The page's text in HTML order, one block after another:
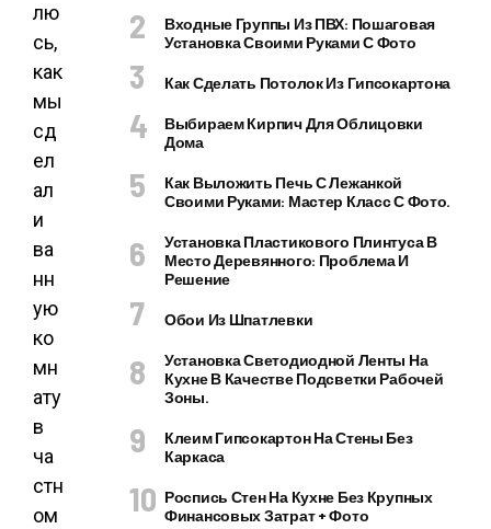
лю
сь,
как
мы
сд
ел
ал
и
ва
нн
ую
ко
мн
ату
в
ча
стн
ом
Входные Группы Из ПВХ: Пошаговая
Установка Своими Руками С Фото
Как Сделать Потолок Из Гипсокартона
Выбираем Кирпич Для Облицовки
Дома
Как Выложить Печь С Лежанкой
Своими Руками: Мастер Класс С Фото.
Установка Пластикового Плинтуса В
Место Деревянного: Проблема И
Решение
Обои Из Шпатлевки
Установка Светодиодной Ленты На
Кухне В Качестве Подсветки Рабочей
Зоны.
Клеим Гипсокартон На Стены Без
Каркаса
Роспись Стен На Кухне Без Крупных
Финансовых Затрат + Фото